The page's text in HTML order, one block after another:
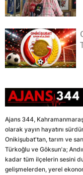
Ajans 344,
olarak yayın hayatını
Onikişubat'tan, tarım ve
Türkoğlu ve Göksun'a;
kadar tüm ilçelerin sesini
gelişmelerden, yerel